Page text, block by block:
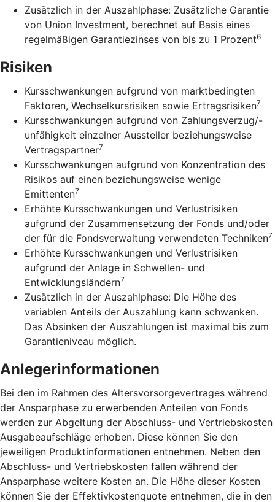
Zusätzlich in der Auszahlphase: Zusätzliche Garantie
von Union Investment, berechnet auf Basis eines
regelmäßigen Garantiezinses von bis zu 1 Prozent6
Risiken
Kursschwankungen aufgrund von marktbedingten
Faktoren, Wechselkursrisiken sowie Ertragsrisiken7
Kursschwankungen aufgrund von Zahlungsverzug/-
unfähigkeit einzelner Aussteller beziehungsweise
Vertragspartner7
Kursschwankungen aufgrund von Konzentration des
Risikos auf einen beziehungsweise wenige
Emittenten7
Erhöhte Kursschwankungen und Verlustrisiken
aufgrund der Zusammensetzung der Fonds und/oder
der für die Fondsverwaltung verwendeten Techniken7
Erhöhte Kursschwankungen und Verlustrisiken
aufgrund der Anlage in Schwellen- und
Entwicklungsländern7
Zusätzlich in der Auszahlphase: Die Höhe des
variablen Anteils der Auszahlung kann schwanken.
Das Absinken der Auszahlungen ist maximal bis zum
Garantieniveau möglich.
Anlegerinformationen
Bei den im Rahmen des Altersvorsorgevertrages während
der Ansparphase zu erwerbenden Anteilen von Fonds
werden zur Abgeltung der Abschluss- und Vertriebskosten
Ausgabeaufschläge erhoben. Diese können Sie den
jeweiligen Produktinformationen entnehmen. Neben den
Abschluss- und Vertriebskosten fallen während der
Ansparphase weitere Kosten an. Die Höhe dieser Kosten
können Sie der Effektivkostenquote entnehmen, die in den